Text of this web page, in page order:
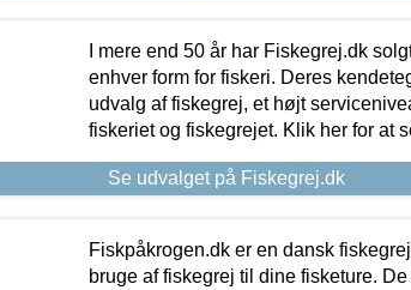
I mere end 50 år har Fiskegrej.dk
enhver form for fiskeri. Deres
udvalg af fiskegrej, et højt
fiskeriet og fiskegrejet. Klik her for at
Se udvalget på Fiskegrej.dk
Fiskpåkrogen.dk er en dansk
bruge af fiskegrej til dine fisketure.